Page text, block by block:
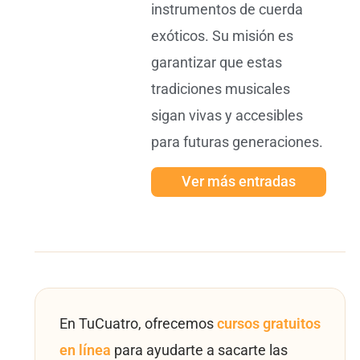
instrumentos de cuerda
exóticos. Su misión es
garantizar que estas
tradiciones musicales
sigan vivas y accesibles
para futuras generaciones.
Ver más entradas
En TuCuatro, ofrecemos cursos gratuitos
en línea para ayudarte a sacarte las